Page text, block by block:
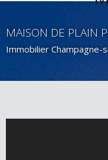
MAISON DE PLAIN
Immobilier Champagne-